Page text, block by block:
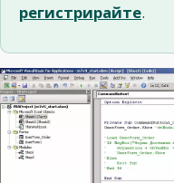
регистрирайте.